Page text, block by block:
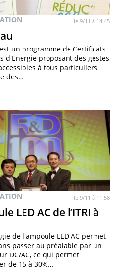
le 9/11 à 14:45
un programme de Certificats
d'Energie proposant des gestes
à tous particuliers
des…
le 9/11 à 11:58
LED AC de l’ITRI à
de l'ampoule LED AC permet
passer au préalable par un
DC/AC, ce qui permet
de 15 à 30%…